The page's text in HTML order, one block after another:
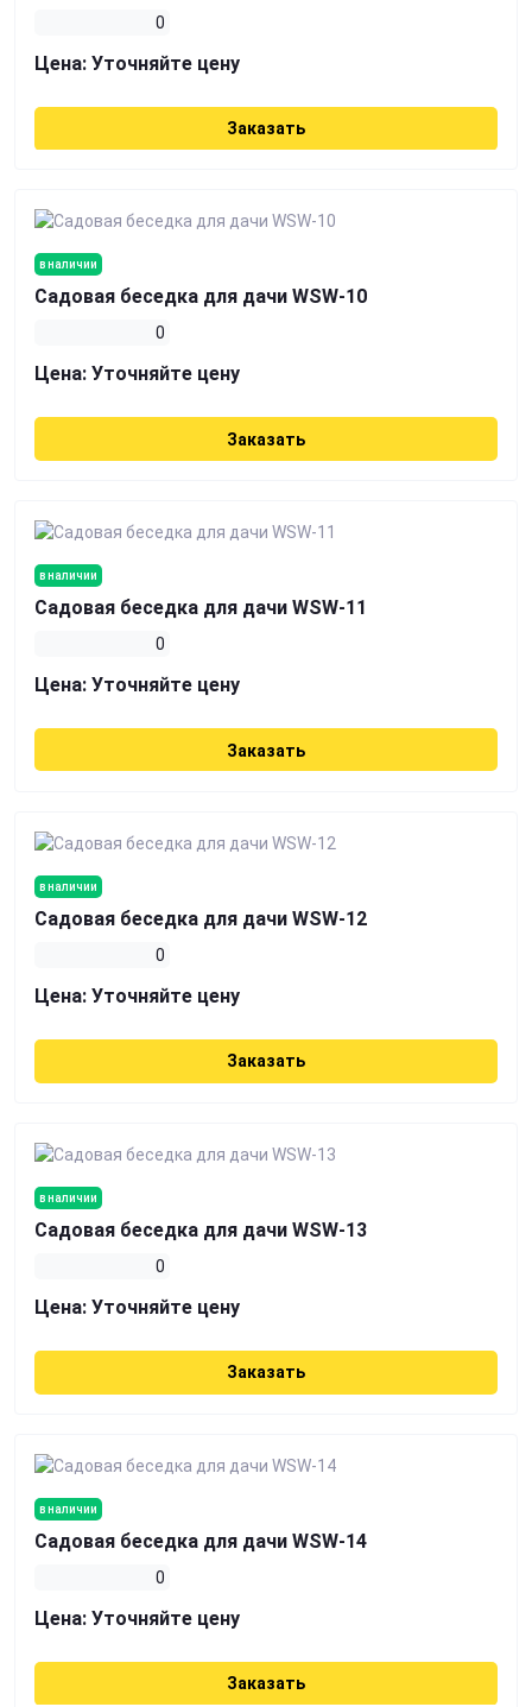
0
Цена: Уточняйте цену
Заказать
в наличии
Садовая беседка для дачи WSW-10
0
Цена: Уточняйте цену
Заказать
в наличии
Садовая беседка для дачи WSW-11
0
Цена: Уточняйте цену
Заказать
в наличии
Садовая беседка для дачи WSW-12
0
Цена: Уточняйте цену
Заказать
в наличии
Садовая беседка для дачи WSW-13
0
Цена: Уточняйте цену
Заказать
в наличии
Садовая беседка для дачи WSW-14
0
Цена: Уточняйте цену
Заказать